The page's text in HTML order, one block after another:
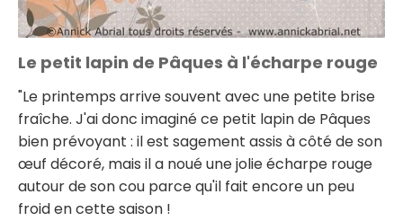
Le petit lapin de Pâques à l'écharpe rouge
"Le printemps arrive souvent avec une petite brise
fraîche. J'ai donc imaginé ce petit lapin de Pâques
bien prévoyant : il est sagement assis à côté de son
œuf décoré, mais il a noué une jolie écharpe rouge
autour de son cou parce qu'il fait encore un peu
froid en cette saison !